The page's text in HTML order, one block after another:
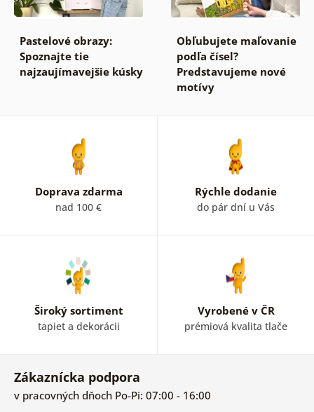
Pastelové obrazy:
Spoznajte tie
najzaujímavejšie kúsky
Obľubujete maľovanie
podľa čísel?
Predstavujeme nové
motívy
Doprava zdarma
nad 100 €
Rýchle dodanie
do pár dní u Vás
Široký sortiment
tapiet a dekorácii
Vyrobené v ČR
prémiová kvalita tlače
Zákaznícka podpora
v pracovných dňoch Po-Pi: 07:00 - 16:00